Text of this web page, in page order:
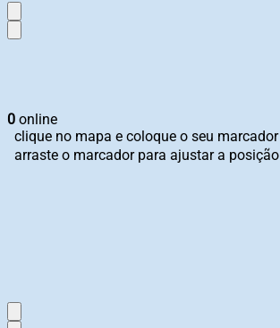
0 online
clique no mapa e coloque o seu marcador
arraste o marcador para ajustar a posição